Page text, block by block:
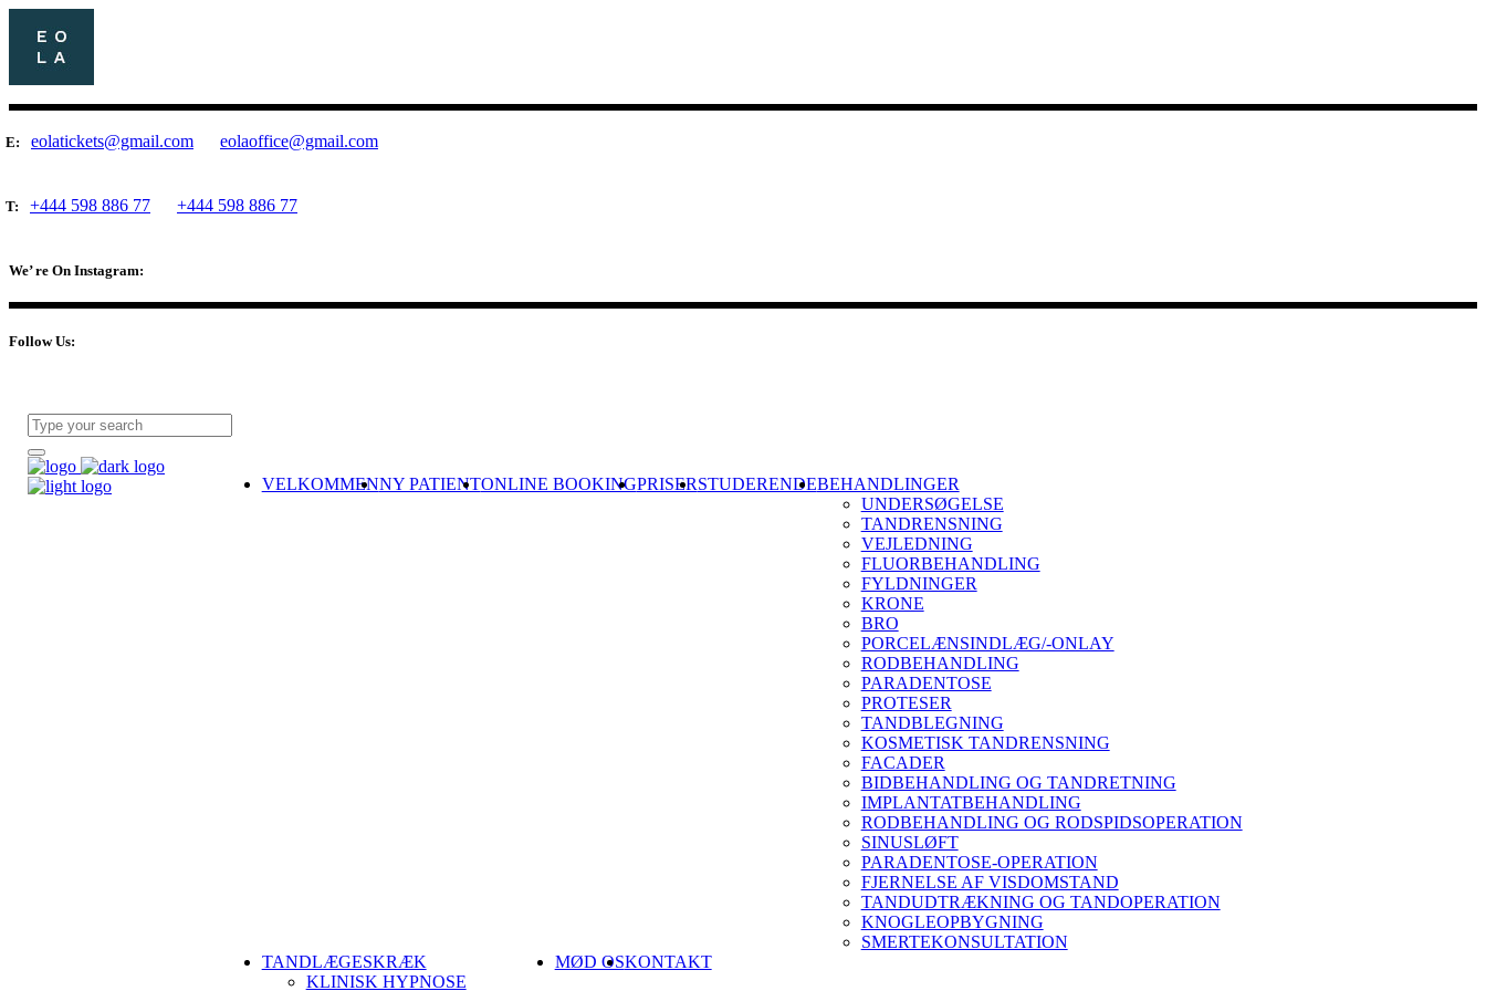
E: eolatickets@gmail.com eolaoffice@gmail.com
T: +444 598 886 77 +444 598 886 77
We’ re On Instagram:
Follow Us:
VELKOMMENNY PATIENTONLINE BOOKINGPRISERSTUDERENDEBEHANDLINGER
UNDERSØGELSE
TANDRENSNING
VEJLEDNING
FLUORBEHANDLING
FYLDNINGER
KRONE
BRO
PORCELÆNSINDLÆG/-ONLAY
RODBEHANDLING
PARADENTOSE
PROTESER
TANDBLEGNING
KOSMETISK TANDRENSNING
FACADER
BIDBEHANDLING OG TANDRETNING
IMPLANTATBEHANDLING
RODBEHANDLING OG RODSPIDSOPERATION
SINUSLØFT
PARADENTOSE-OPERATION
FJERNELSE AF VISDOMSTAND
TANDUDTRÆKNING OG TANDOPERATION
KNOGLEOPBYGNING
SMERTEKONSULTATION
TANDLÆGESKRÆK
KLINISK HYPNOSE
MØD OSKONTAKT